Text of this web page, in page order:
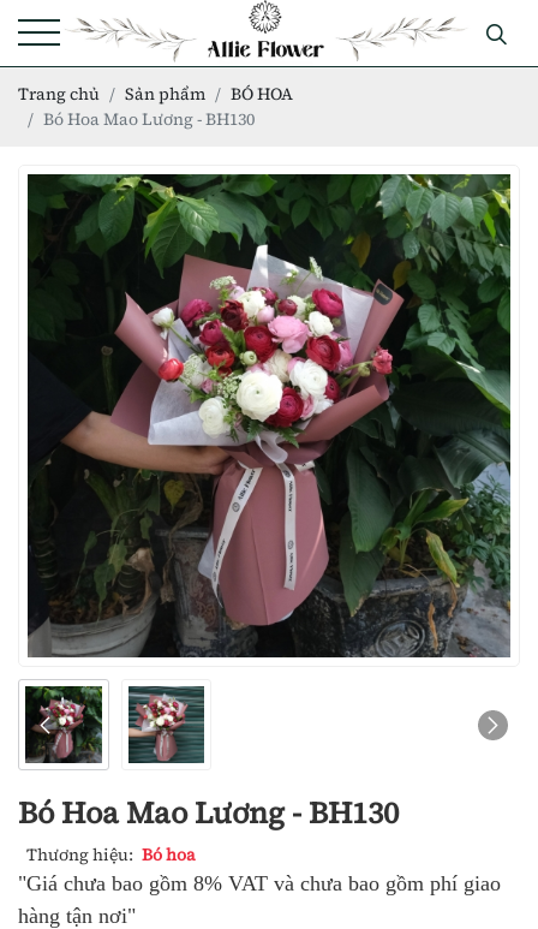
Trang chủ Sản phẩm
BÓ HOA
Bó Hoa Mao Lương - BH130
Bó Hoa Mao Lương - BH130
Thương hiệu: Bó hoa
"Giá chưa bao gồm 8% VAT và chưa bao gồm phí giao
hàng tận nơi"